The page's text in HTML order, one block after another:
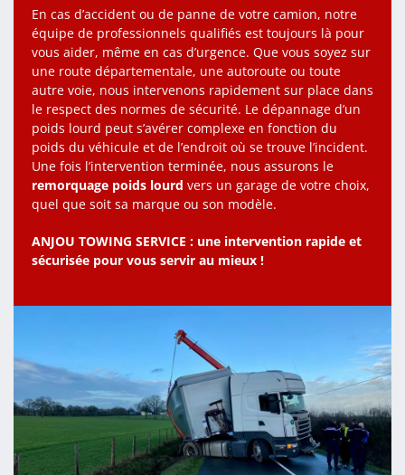
En cas d’accident ou de panne de votre camion, notre
équipe de professionnels qualifiés est toujours là pour
vous aider, même en cas d’urgence. Que vous soyez sur
une route départementale, une autoroute ou toute
autre voie, nous intervenons rapidement sur place dans
le respect des normes de sécurité. Le dépannage d’un
poids lourd peut s’avérer complexe en fonction du
poids du véhicule et de l’endroit où se trouve l’incident.
Une fois l’intervention terminée, nous assurons le
remorquage poids lourd vers un garage de votre choix,
quel que soit sa marque ou son modèle.
ANJOU TOWING SERVICE : une intervention rapide et
sécurisée pour vous servir au mieux !